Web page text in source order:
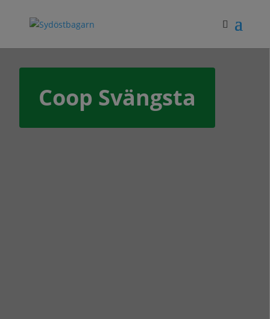
Coop Svängsta